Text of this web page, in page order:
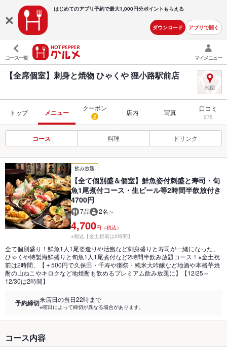
はじめてのアプリ予約で最大1,000円分ポイントもらえる
ダウンロード アプリで開く
コース一覧 マイメニュー
【全席個室】刺身と焼物 ひゃくや 狸小路駅前店
トップ メニュー
クーポン
2 店内 写真 口コミ
275
コース 料理 ドリンク
飲み放題
【全て個別盛＆個室】鮮魚姿付刺盛と寿司・旬
魚1尾煮付コース・生ビール等2時間半飲放付き
4700円
7品 2名～
4,700円（税込）
※税込【金土祝前は2時間】
全て個別盛り！鮮魚1人1尾姿造りや活鮑など刺身盛りと寿司が一緒になった、
ひゃくや特製海鮮盛りと旬魚1人1尾煮付など2時間半飲み放題コース！※金土祝
前は2時間、【＋500円で久保田・千寿や獺祭・純米大吟醸など地酒や本格芋焼
酎の山ねこやキロクなど地焼酎も飲めるプレミアム飲み放題に】【12/25～
12/30は2時間】
予約締切来店日の当日22時まで
※曜日によって締切が異なる場合があります。
コース内容